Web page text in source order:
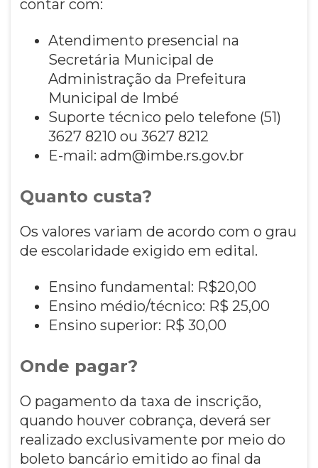
contar com:
Atendimento presencial na
Secretária Municipal de
Administração da Prefeitura
Municipal de Imbé
Suporte técnico pelo telefone (51)
3627 8210 ou 3627 8212
E-mail: adm@imbe.rs.gov.br
Quanto custa?
Os valores variam de acordo com o grau
de escolaridade exigido em edital.
Ensino fundamental: R$20,00
Ensino médio/técnico: R$ 25,00
Ensino superior: R$ 30,00
Onde pagar?
O pagamento da taxa de inscrição,
quando houver cobrança, deverá ser
realizado exclusivamente por meio do
boleto bancário emitido ao final da